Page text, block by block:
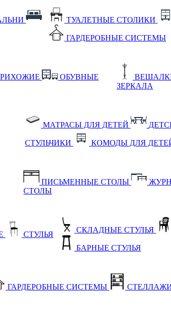
ТУАЛЕТНЫЕ СТОЛИКИ
ГАРДЕРОБНЫЕ СИСТЕМЫ
ОБУВНЫЕ
ЗЕРКАЛА
МАТРАСЫ ДЛЯ ДЕТЕЙ
СТУЛЬЧИКИ КОМОДЫ ДЛЯ
ПИСЬМЕННЫЕ СТОЛЫ
СТОЛЫ
СТУЛЬЯ
СКЛАДНЫЕ СТУЛЬЯ
БАРНЫЕ СТУЛЬЯ
ГАРДЕРОБНЫЕ СИСТЕМЫ